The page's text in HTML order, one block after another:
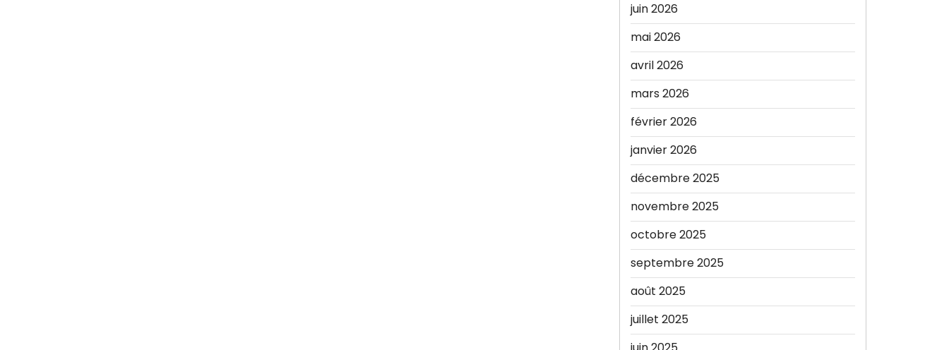
juin 2026
mai 2026
avril 2026
mars 2026
février 2026
janvier 2026
décembre 2025
novembre 2025
octobre 2025
septembre 2025
août 2025
juillet 2025